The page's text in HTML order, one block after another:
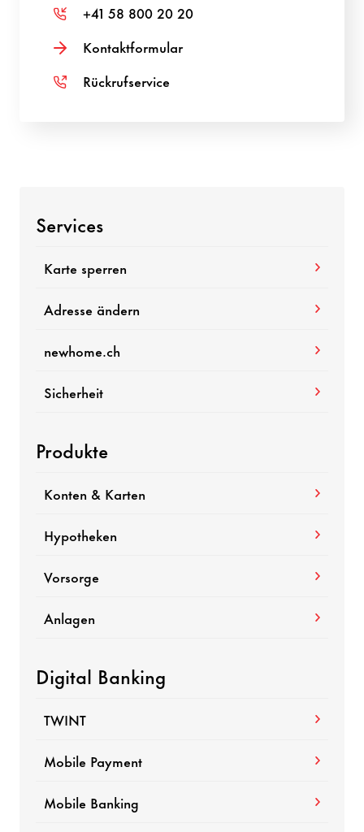
+41 58 800 20 20
Kontaktformular
Rückrufservice
Services
Karte sperren
Adresse ändern
newhome.ch
Sicherheit
Produkte
Konten & Karten
Hypotheken
Vorsorge
Anlagen
Digital Banking
TWINT
Mobile Payment
Mobile Banking